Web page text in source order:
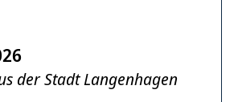
der Stadt Langenhagen